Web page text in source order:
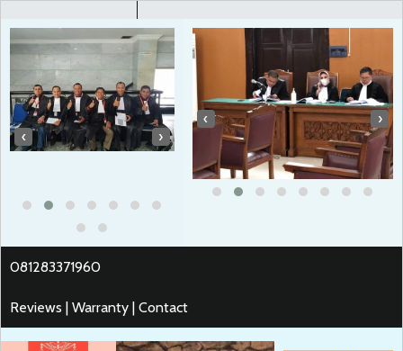
‹ ›
‹ ›
081283371960
Reviews | Warranty | Contact